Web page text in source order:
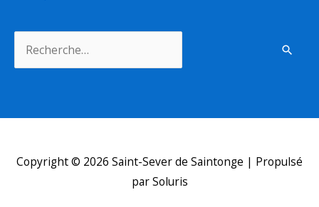
Copyright © 2026 Saint-Sever de Saintonge | Propulsé
par Soluris